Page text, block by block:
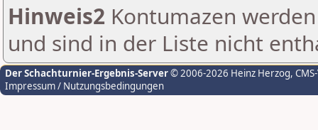
Hinweis2 Kontumazen
und sind in der Liste nicht
Der Schachturnier-Ergebnis-Server© 2006-2026 Heinz Herzog,
Impressum / Nutzungsbedingungen